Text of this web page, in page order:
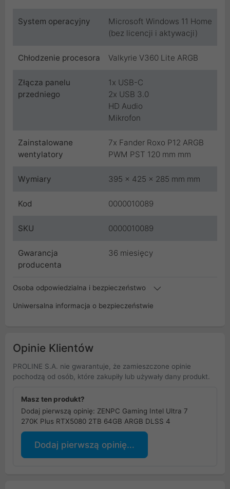
System operacyjny
Microsoft Windows 11 Home
(bez licencji i aktywacji)
Chłodzenie procesora Valkyrie V360 Lite ARGB
Złącza panelu
przedniego
1x USB-C
2x USB 3.0
HD Audio
Mikrofon
Zainstalowane
wentylatory
7x Fander Roxo P12 ARGB
PWM PST 120 mm mm
Wymiary 395 x 425 x 285 mm mm
Kod 0000010089
SKU 0000010089
Gwarancja
producenta
36 miesięcy
Osoba odpowiedzialna i bezpieczeństwo
Uniwersalna informacja o bezpieczeństwie
Opinie Klientów
PROLINE S.A. nie gwarantuje, że zamieszczone opinie
pochodzą od osób, które zakupiły lub używały dany produkt.
Masz ten produkt?
Dodaj pierwszą opinię: ZENPC Gaming Intel Ultra 7
270K Plus RTX5080 2TB 64GB ARGB DLSS 4
Dodaj pierwszą opinię...